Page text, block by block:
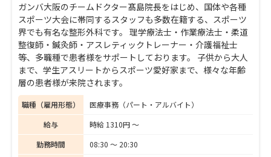
ガンバ大阪のチームドクター髙島院長をはじめ、国体や各種
スポーツ大会に帯同するスタッフも多数在籍する、スポーツ
界でも有名な整形外科です。 理学療法士・作業療法士・柔道
整復師・鍼灸師・アスレティックトレーナー・介護福祉士
等、多職種で患者様をサポートしております。 子供から大人
まで、学生アスリートからスポーツ愛好家まで、様々な年齢
層の患者様が来院されます。
職種（雇用形態）
医療事務（パート・アルバイト）
給与
時給 1310円 〜
勤務時間
08:30 〜 20:30